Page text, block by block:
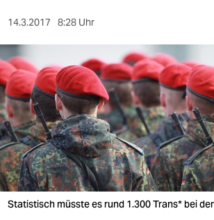
sport
berlin
nord
wahrheit
verlag
14.3.2017 8:28 Uhr
Statistisch müsste es rund 1.300 Trans* bei